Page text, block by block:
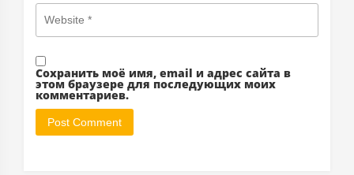
Сохранить моё имя, email и адрес сайта в
этом браузере для последующих моих
комментариев.